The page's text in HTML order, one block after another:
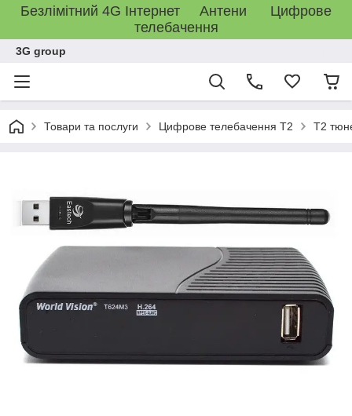
Безлімітний 4G Інтернет Антени Цифрове
телебачення
3G group
Товари та послуги Цифрове телебачення T2 T2